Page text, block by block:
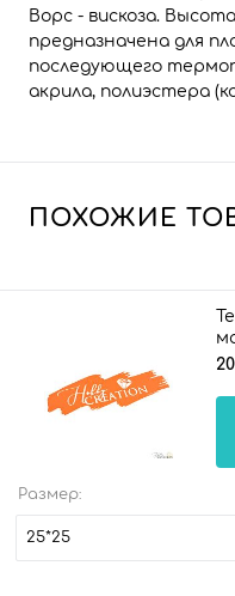
Ворс - вискоза.
предназначена для
последующего
акрила, полиэстера
ПОХОЖИЕ
Размер:
25*25